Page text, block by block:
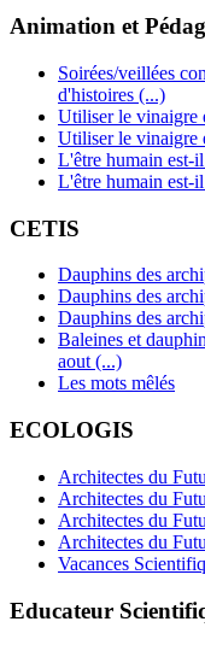
Animation et
Soirées/veillées
d'histoires (...)
Utiliser le vinaigre
Utiliser le vinaigre
L'être humain est-
L'être humain est-
CETIS
Dauphins des
Dauphins des
Dauphins des
Baleines et
aout (...)
Les mots mêlés
ECOLOGIS
Architectes du
Architectes du
Architectes du
Architectes du
Vacances
Educateur